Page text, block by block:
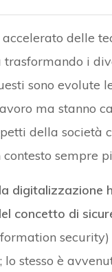
delle
i
sono evolute
ma stanno
della società
sempre
la digitalizzazione
concetto di
security)
; lo stesso è